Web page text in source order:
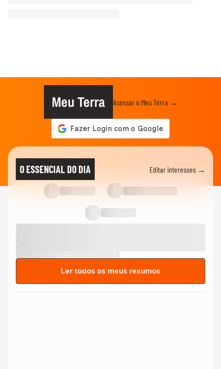
Meu Terra Acessar o Meu Terra →
O ESSENCIAL DO DIA Editar interesses →
Ler todos os meus resumos